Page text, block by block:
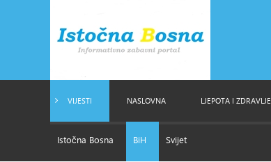
VIJESTI
Istočna Bosna BiH Svijet
NASLOVNA LJEPOTA I ZDRAVLJE